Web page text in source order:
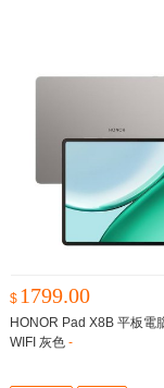
$ 1799.00
HONOR Pad X8B 平板電
WIFI 灰色 -